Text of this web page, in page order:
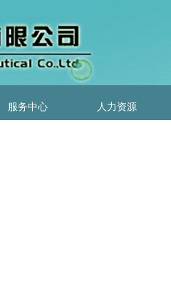
服务中心 人力资源